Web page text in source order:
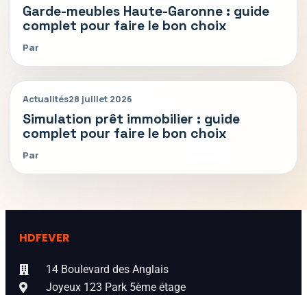
Garde-meubles Haute-Garonne : guide
complet pour faire le bon choix
Par
Actualités28 juillet 2026
Simulation prêt immobilier : guide
complet pour faire le bon choix
Par
HDFEVER
14 Boulevard des Anglais
Joyeux 123 Park 5ème étage